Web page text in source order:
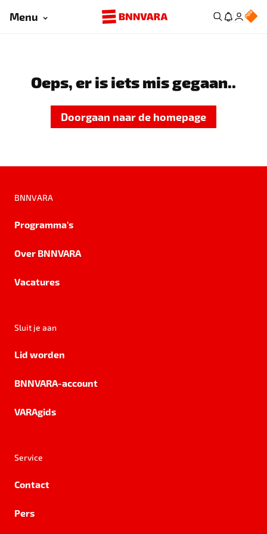
Menu
Oeps, er is iets mis gegaan..
Doorgaan naar de homepage
BNNVARA
Programma's
Over BNNVARA
Vacatures
Sluit je aan
Lid worden
BNNVARA-account
VARAgids
Service
Contact
Pers